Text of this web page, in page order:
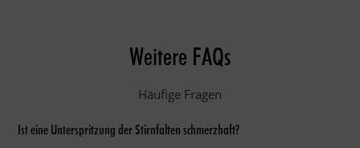
Weitere FAQs
Häufige Fragen
Ist eine Unterspritzung der Stirnfalten schmerzhaft?